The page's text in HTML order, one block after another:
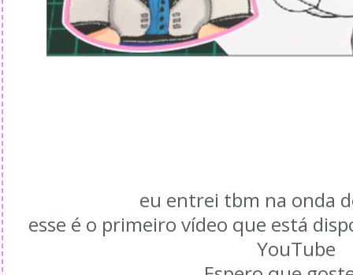
eu entrei tbm na onda
esse é o primeiro vídeo que está
YouTube